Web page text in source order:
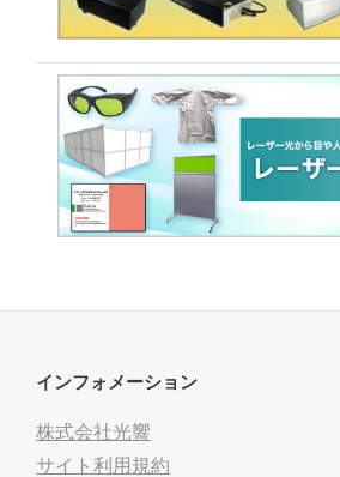
インフォメーション
株式会社光響
サイト利用規約